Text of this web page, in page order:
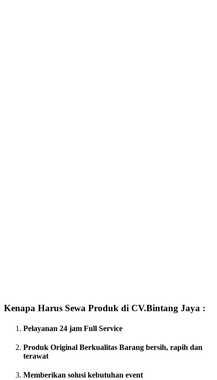
Kenapa Harus Sewa Produk di CV.Bintang Jaya :
Pelayanan 24 jam Full Service
Produk Original Berkualitas Barang bersih, rapih dan
terawat
Memberikan solusi kebutuhan event